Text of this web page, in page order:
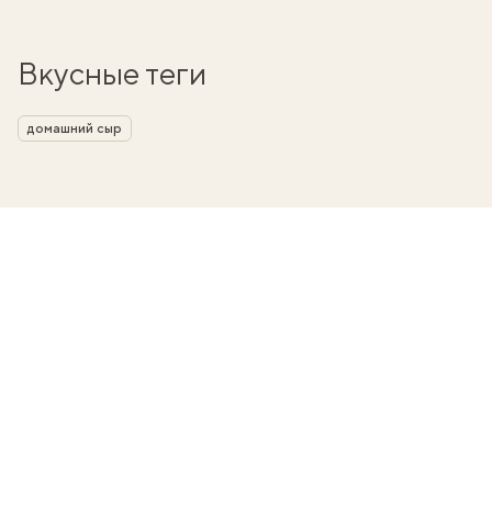
Вкусные теги
домашний сыр